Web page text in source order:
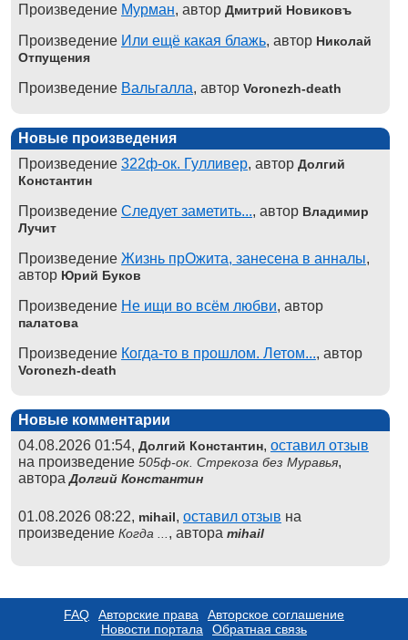
Произведение Мурман, автор Дмитрий Новиковъ
Произведение Или ещё какая блажь, автор Николай
Отпущения
Произведение Вальгалла, автор Voronezh-death
Новые произведения
Произведение 322ф-ок. Гулливер, автор Долгий
Константин
Произведение Следует заметить..., автор Владимир
Лучит
Произведение Жизнь прОжита, занесена в анналы,
автор Юрий Буков
Произведение Не ищи во всём любви, автор
палатова
Произведение Когда-то в прошлом. Летом..., автор
Voronezh-death
Новые комментарии
04.08.2026 01:54, Долгий Константин, оставил отзыв
на произведение 505ф-ок. Стрекоза без Муравья,
автораДолгий Константин
01.08.2026 08:22, mihail, оставил отзыв на
произведение Когда ... , автора mihail
FAQ Авторские права
Авторское соглашение
Новости портала
Обратная связь